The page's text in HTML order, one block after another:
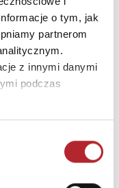
o tym, jak
partnerom
z innymi danymi
podczas
mm
zwrotu